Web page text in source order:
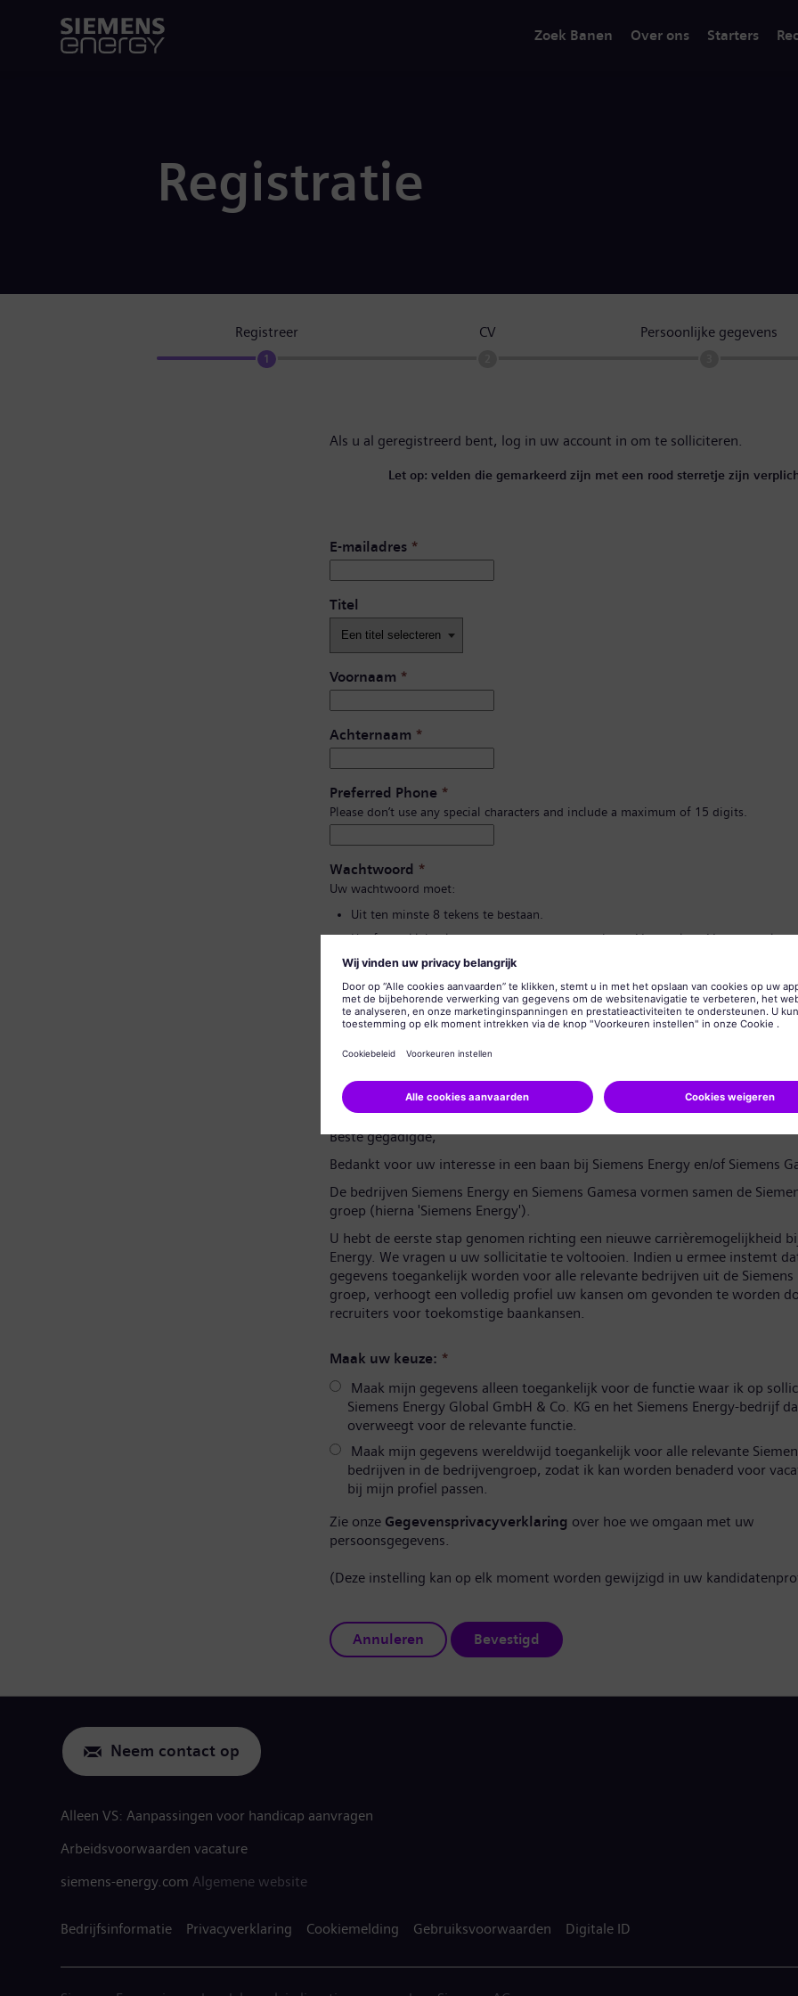
Zoek Banen Over ons Starters
Registratie
Registreer
1
CV Persoonlijke gegevens
Als u al geregistreerd bent, log in uw account in om te solliciteren.
Let op: velden die gemarkeerd zijn met een rood sterretje zijn
E-mailadres *
Titel
Voornaam *
Achternaam *
Preferred Phone *
Please don’t use any special characters and include a maximum of 15 digits.
Wachtwoord *
Uw wachtwoord moet:
Uit ten minste 8 tekens te bestaan.
Hoofd- en kleine letters te bevatten, en ten minste één getal en één symbool.
Geen van uw persoonlijke gegevens te bevatten.
Geen veelgebruikte woorden te bevatten.
Wachtwoord bevestigen
Gegevensprivacyverklaring
Beste gegadigde,
Bedankt voor uw interesse in een baan bij Siemens Energy en/of Siemens
De bedrijven Siemens Energy en Siemens Gamesa vormen samen de
groep (hierna 'Siemens Energy').
U hebt de eerste stap genomen richting een nieuwe carrièremogelijkheid
Energy. We vragen u uw sollicitatie te voltooien. Indien u ermee instemt
gegevens toegankelijk worden voor alle relevante bedrijven uit de Siemens
groep, verhoogt een volledig profiel uw kansen om gevonden te worden
recruiters voor toekomstige baankansen.
Maak uw keuze: *
Maak mijn gegevens alleen toegankelijk voor de functie waar ik op
Siemens Energy Global GmbH & Co. KG en het Siemens Energy-bedrijf
overweegt voor de relevante functie.
Maak mijn gegevens wereldwijd toegankelijk voor alle relevante
bedrijven in de bedrijvengroep, zodat ik kan worden benaderd voor
bij mijn profiel passen.
Zie onze Gegevensprivacyverklaring over hoe we omgaan met uw
persoonsgegevens.
(Deze instelling kan op elk moment worden gewijzigd in uw
Annuleren Bevestigd
Neem contact op
Alleen VS: Aanpassingen voor handicap aanvragen
Arbeidsvoorwaarden vacature
siemens-energy.com Algemene website
Bedrijfsinformatie Privacyverklaring Cookiemelding Gebruiksvoorwaarden Digitale ID